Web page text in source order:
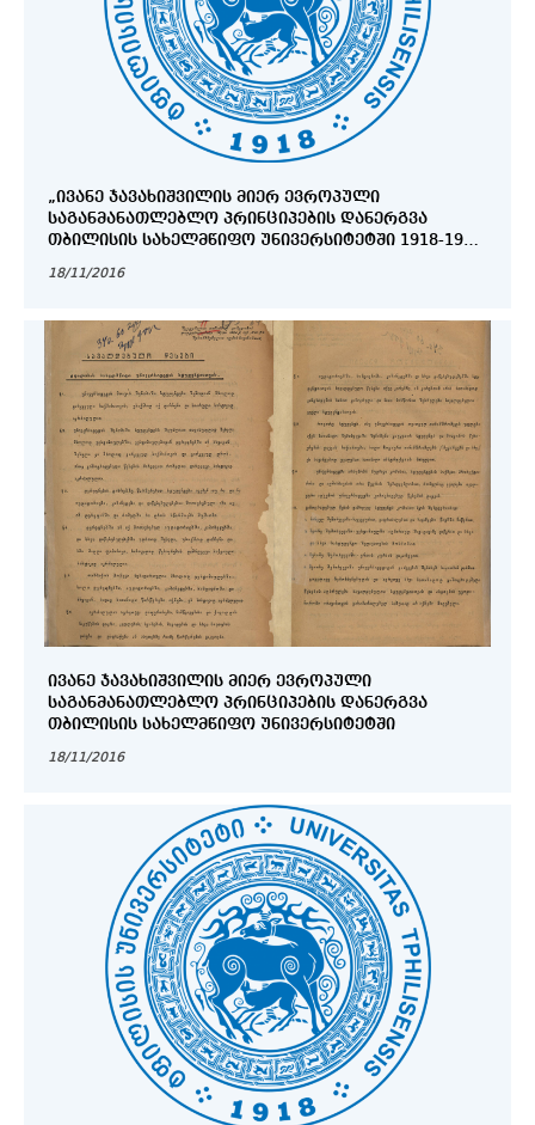
„ᲘᲕᲐᲜᲔ ᲯᲐᲕᲐᲮᲘᲨᲕᲘᲚᲘᲡ ᲛᲘᲔᲠ ᲔᲕᲠᲝᲞᲣᲚᲘ
ᲡᲐᲒᲐᲜᲛᲐᲜᲐᲗᲚᲔᲑᲚᲝ ᲞᲠᲘᲜᲪᲘᲞᲔᲑᲘᲡ ᲓᲐᲜᲔᲠᲒᲕᲐ
ᲗᲑᲘᲚᲘᲡᲘᲡ ᲡᲐᲮᲔᲚᲛᲬᲘᲤᲝ ᲣᲜᲘᲕᲔᲠᲡᲘᲢᲔᲢᲨᲘ 1918-1926
ᲬᲚᲘᲡ ᲘᲣᲑᲘᲚᲘᲡᲐᲓᲛᲘ ᲛᲘᲫᲦᲕᲜᲘᲚᲘ ᲒᲐᲛᲝᲤᲔᲜᲐ
18/11/2016
ᲘᲕᲐᲜᲔ ᲯᲐᲕᲐᲮᲘᲨᲕᲘᲚᲘᲡ ᲛᲘᲔᲠ ᲔᲕᲠᲝᲞᲣᲚᲘ
ᲡᲐᲒᲐᲜᲛᲐᲜᲐᲗᲚᲔᲑᲚᲝ ᲞᲠᲘᲜᲪᲘᲞᲔᲑᲘᲡ ᲓᲐᲜᲔᲠᲒᲕᲐ
ᲗᲑᲘᲚᲘᲡᲘᲡ ᲡᲐᲮᲔᲚᲛᲬᲘᲤᲝ ᲣᲜᲘᲕᲔᲠᲡᲘᲢᲔᲢᲨᲘ
18/11/2016